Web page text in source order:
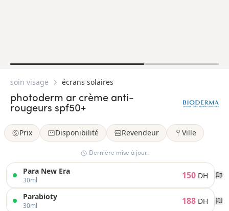
soin visage écrans solaires
photoderm ar crème anti-
rougeurs spf50+
Prix Disponibilité Revendeur Ville
Dernière mise à jour:
Para New Era
30ml 150 DH
Parabioty
30ml 188 DH